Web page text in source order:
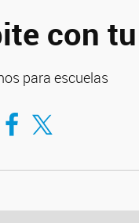
con
para escuelas
Compartir en Facebook
Compartir en Twitter